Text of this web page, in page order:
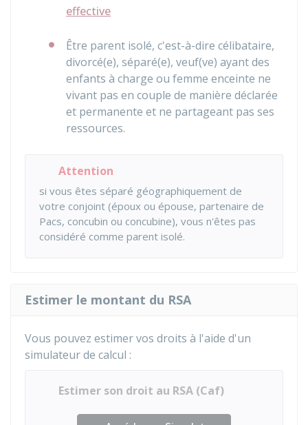
effective
Être parent isolé, c'est-à-dire célibataire,
divorcé(e), séparé(e), veuf(ve) ayant des
enfants à charge ou femme enceinte ne
vivant pas en couple de manière déclarée
et permanente et ne partageant pas ses
ressources.
Attention
si vous êtes séparé géographiquement de
votre conjoint (époux ou épouse, partenaire de
Pacs, concubin ou concubine), vous n'êtes pas
considéré comme parent isolé.
Estimer le montant du RSA
Vous pouvez estimer vos droits à l'aide d'un
simulateur de calcul :
Estimer son droit au RSA (Caf)